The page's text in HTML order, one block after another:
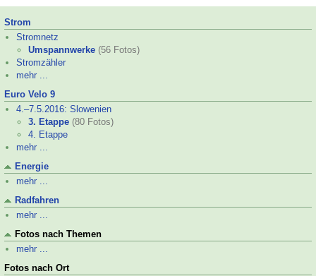
Strom
Stromnetz
Umspannwerke (56 Fotos)
Stromzähler
mehr ...
Euro Velo 9
4.–7.5.2016: Slowenien
3. Etappe (80 Fotos)
4. Etappe
mehr ...
Energie
mehr ...
Radfahren
mehr ...
Fotos nach Themen
mehr ...
Fotos nach Ort